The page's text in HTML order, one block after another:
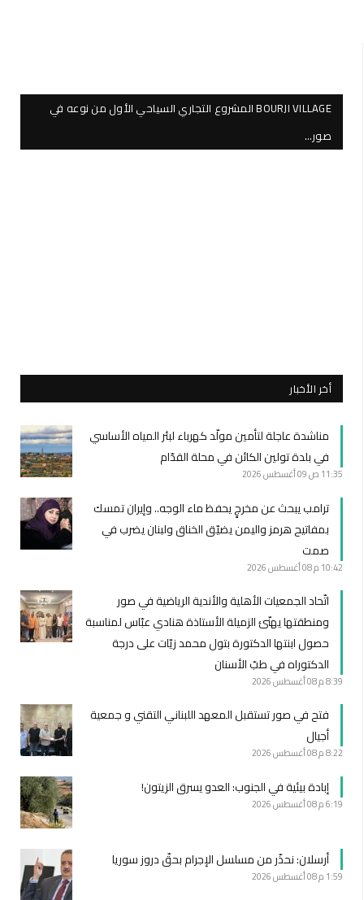
BOURJI VILLAGE المشروع التجاري السياحي الأول من نوعه في
صور…
أخر الأخبار
مناشدة عاجلة لتأمين مولّد كهرباء لبئر المياه الأساسي
في بلدة تولين الكائن في محلة القدّام
11:35 ص 09 أغسطس 2026
ترامب يبحث عن مخرجٍ يحفظ ماء الوجه.. وإيران تمسك
بمفاتيح هرمز واليمن يضيّق الخناق ولبنان يضرب في
صمت
10:42 م 08 أغسطس 2026
اتّحاد الجمعيات الأهلية والأندية الرياضية في صور
ومنطقتها يهنّئ الزميلة الأستاذة هنادي عبّاس لمناسبة
حصول ابنتها الدكتورة بتول محمد زيّات على درجة
الدكتوراه في طبّ الأسنان
8:39 م 08 أغسطس 2026
فتح في صور تستقبل المعهد اللبناني التقني و جمعية
أجيال
8:22 م 08 أغسطس 2026
إبادة بيئية في الجنوب: العدو يسرق الزيتون!
6:19 م 08 أغسطس 2026
أرسلان: نحذّر من مسلسل الإجرام بحقّ دروز سوريا
1:59 م 08 أغسطس 2026